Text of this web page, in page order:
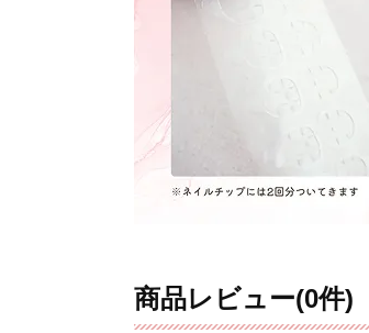
商品レビュー(0件)